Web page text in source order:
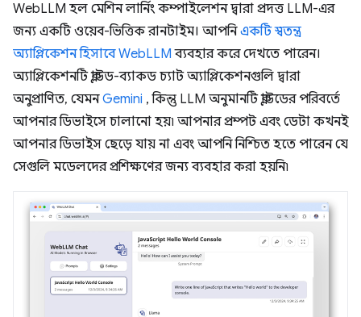
WebLLM হল মেশিন লার্নিং কম্পাইলেশন দ্বারা প্রদত্ত LLM-এর
জন্য একটি ওয়েব-ভিত্তিক রানটাইম। আপনিএকটি স্বতন্ত্র
অ্যাপ্লিকেশন হিসাবে WebLLM ব্যবহার করে দেখতে পারেন।
অ্যাপ্লিকেশনটি ক্লাউড-ব্যাকড চ্যাট অ্যাপ্লিকেশনগুলি দ্বারা
অনুপ্রাণিত, যেমনGemini , কিন্তু LLM অনুমানটি ক্লাউডের পরিবর্তে
আপনার ডিভাইসে চালানো হয়৷ আপনার প্রম্পট এবং ডেটা কখনই
আপনার ডিভাইস ছেড়ে যায় না এবং আপনি নিশ্চিত হতে পারেন যে
সেগুলি মডেলদের প্রশিক্ষণের জন্য ব্যবহার করা হয়নি৷